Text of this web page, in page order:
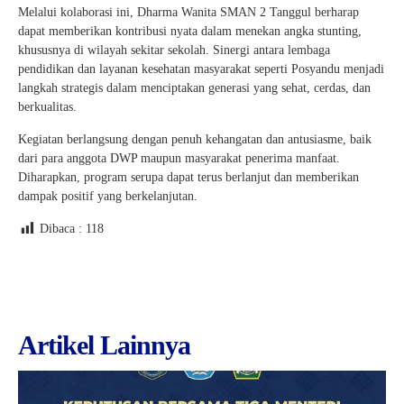
Melalui kolaborasi ini, Dharma Wanita SMAN 2 Tanggul berharap
dapat memberikan kontribusi nyata dalam menekan angka stunting,
khususnya di wilayah sekitar sekolah. Sinergi antara lembaga
pendidikan dan layanan kesehatan masyarakat seperti Posyandu menjadi
langkah strategis dalam menciptakan generasi yang sehat, cerdas, dan
berkualitas.
Kegiatan berlangsung dengan penuh kehangatan dan antusiasme, baik
dari para anggota DWP maupun masyarakat penerima manfaat.
Diharapkan, program serupa dapat terus berlanjut dan memberikan
dampak positif yang berkelanjutan.
Dibaca : 118
Artikel Lainnya